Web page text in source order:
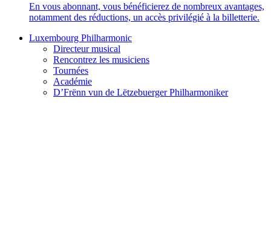
En vous abonnant, vous bénéficierez de nombreux avantages,
notamment des réductions, un accès privilégié à la billetterie.
Luxembourg Philharmonic
Directeur musical
Rencontrez les musiciens
Tournées
Académie
D’Frënn vun de Lëtzebuerger Philharmoniker